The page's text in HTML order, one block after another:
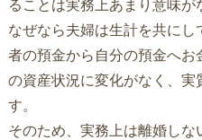
ることは実務上あまり意味が
なぜなら夫婦は生計を共に
者の預金から自分の預金へ
の資産状況に変化がなく、
す。
そのため、実務上は離婚し